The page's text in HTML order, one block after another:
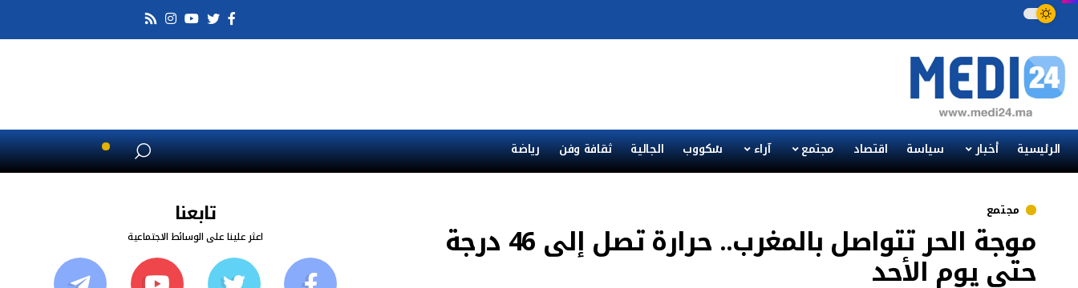
الرئيسية أخبار سياسة اقتصاد مجتمع آراء سْكووب الجالية ثقافة وفن رياضة
مجتمع
موجة الحر تتواصل بالمغرب.. حرارة تصل إلى 46 درجة
حتى يوم الأحد
تابعنا
اعثر علينا على الوسائط الاجتماعية